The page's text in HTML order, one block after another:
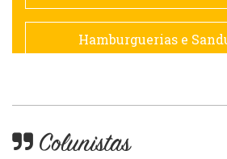
Francesa
Hamburguerias e
Colunistas